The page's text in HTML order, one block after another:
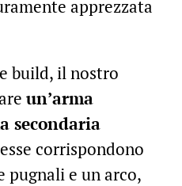
apprezzata
build, il nostro
un’arma
secondaria
corrispondono
pugnali e un arco,